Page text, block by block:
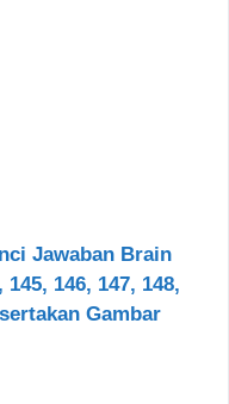
Jawaban Brain
146, 147, 148,
Gambar